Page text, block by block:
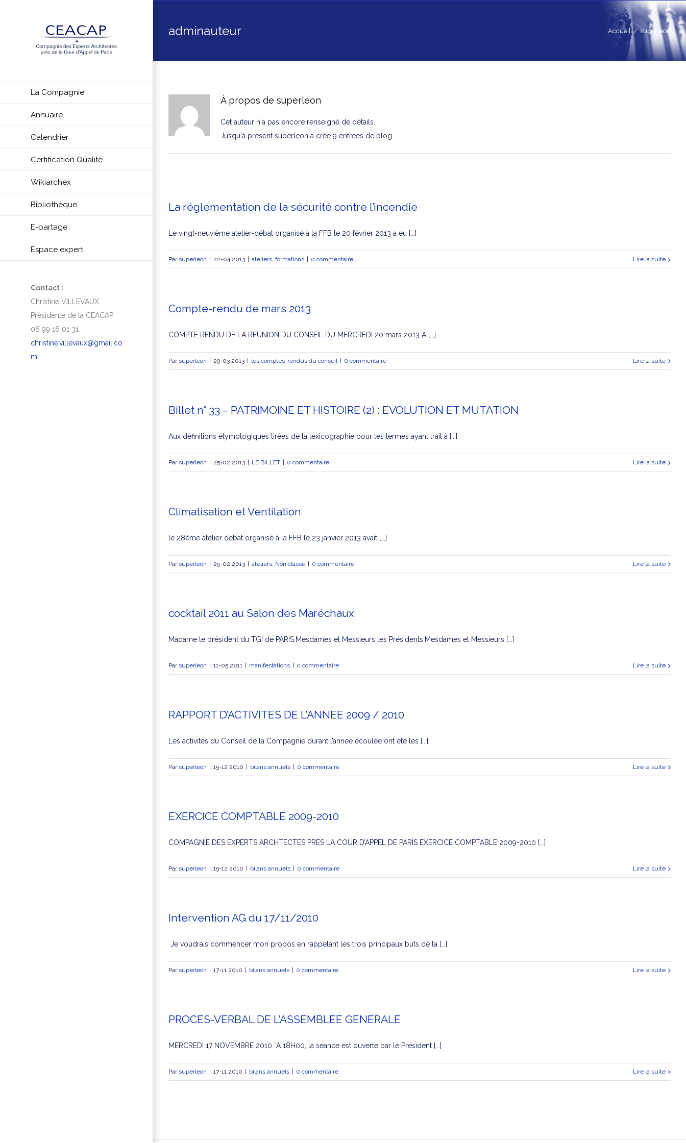
La Compagnie
Annuaire
Calendrier
Certification Qualité
Wikiarchex
Bibliothèque
E-partage
Espace expert
Contact :
Christine VILLEVAUX
Présidente de la CEACAP
06 99 16 01 31
christine.villevaux@gmail.co
m
adminauteur Accueil / superleon
À propos de superleon
Cet auteur n'a pas encore renseigné de détails.
Jusqu'à présent superleon a créé 9 entrées de blog.
La réglementation de la sécurité contre l’incendie
Le vingt-neuvième atelier-débat organisé à la FFB le 20 février 2013 a eu [...]
Par superleon 22-04 2013 ateliers, formations 0 commentaire Lire la suite
Compte-rendu de mars 2013
COMPTE RENDU DE LA REUNION DU CONSEIL DU MERCREDI 20 mars 2013 A [...]
Par superleon 29-03 2013 les comptes-rendus du conseil 0 commentaire Lire la suite
Billet n° 33 – PATRIMOINE ET HISTOIRE (2) : EVOLUTION ET MUTATION
Aux définitions étymologiques tirées de la lexicographie pour les termes ayant trait à [...]
Par superleon 25-02 2013 LE BILLET 0 commentaire Lire la suite
Climatisation et Ventilation
le 28ème atelier débat organisé à la FFB le 23 janvier 2013 avait [...]
Par superleon 25-02 2013 ateliers, Non classé 0 commentaire Lire la suite
cocktail 2011 au Salon des Maréchaux
Madame le président du TGI de PARIS,Mesdames et Messieurs les Présidents,Mesdames et Messieurs [...]
Par superleon 11-05 2011 manifestations 0 commentaire Lire la suite
RAPPORT D’ACTIVITES DE L’ANNEE 2009 / 2010
Les activités du Conseil de la Compagnie durant l’année écoulée ont été les [...]
Par superleon 15-12 2010 bilans annuels 0 commentaire Lire la suite
EXERCICE COMPTABLE 2009-2010
COMPAGNIE DES EXPERTS ARCHTECTES PRES LA COUR D’APPEL DE PARIS EXERCICE COMPTABLE 2009-2010 [...]
Par superleon 15-12 2010 bilans annuels 0 commentaire Lire la suite
Intervention AG du 17/11/2010
Je voudrais commencer mon propos en rappelant les trois principaux buts de la [...]
Par superleon 17-11 2010 bilans annuels 0 commentaire Lire la suite
PROCES-VERBAL DE L’ASSEMBLEE GENERALE
MERCREDI 17 NOVEMBRE 2010 A 18H00, la séance est ouverte par le Président [...]
Par superleon 17-11 2010 bilans annuels 0 commentaire Lire la suite